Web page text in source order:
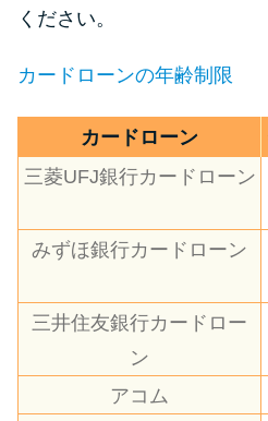
アコムは
る？ 自分
方法
アコムと
の？ カー
底解説！
プロミス
説！ もっ
ください。
カードローンの年齢制限
カードローン
三菱UFJ銀行カードローン
みずほ銀行カードローン
三井住友銀行カードロー
ン
アコム